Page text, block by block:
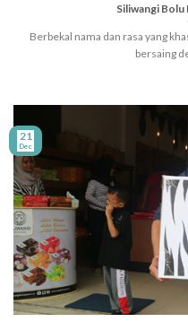
Siliwangi Bolu
Berbekal nama dan rasa yang
bersaing
21
Dec